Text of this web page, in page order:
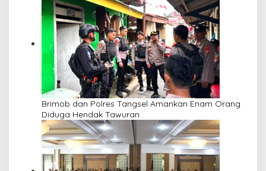
Brimob dan Polres Tangsel Amankan Enam Orang
Diduga Hendak Tawuran